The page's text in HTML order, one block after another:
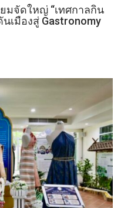
มจัดใหญ่ “เทศกาลกิน
เมืองสู่ Gastronomy